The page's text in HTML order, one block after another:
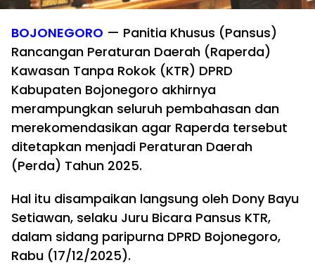
BOJONEGORO — Panitia Khusus (Pansus)
Rancangan Peraturan Daerah (Raperda)
Kawasan Tanpa Rokok (KTR) DPRD
Kabupaten Bojonegoro akhirnya
merampungkan seluruh pembahasan dan
merekomendasikan agar Raperda tersebut
ditetapkan menjadi Peraturan Daerah
(Perda) Tahun 2025.
Hal itu disampaikan langsung oleh Dony Bayu
Setiawan, selaku Juru Bicara Pansus KTR,
dalam sidang paripurna DPRD Bojonegoro,
Rabu (17/12/2025).